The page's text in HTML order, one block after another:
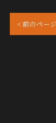
< 前のページ